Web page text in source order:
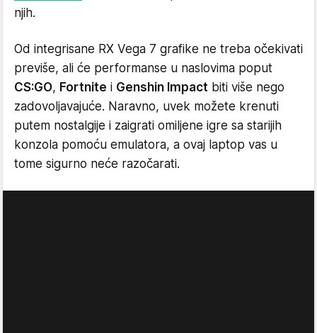
njih.
Od integrisane RX Vega 7 grafike ne treba očekivati
previše, ali će performanse u naslovima poput
CS:GO, Fortnite i Genshin Impact biti više nego
zadovoljavajuće. Naravno, uvek možete krenuti
putem nostalgije i zaigrati omiljene igre sa starijih
konzola pomoću emulatora, a ovaj laptop vas u
tome sigurno neće razočarati.